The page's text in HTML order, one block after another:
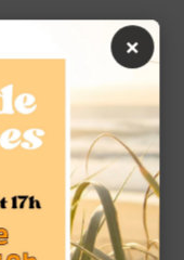
l’or, elle provoque
Cependant, certains
d’obligations
stratégie de
obligations sont
de 10% dans la
pas la cause
les modifications
×